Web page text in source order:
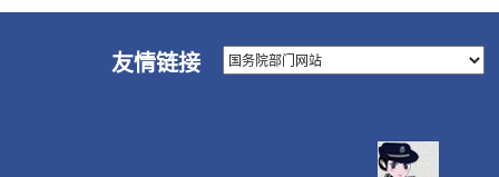
友情链接